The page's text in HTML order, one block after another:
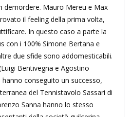
demordere. Mauro Mereu e Max
il feeling della prima volta,
In questo caso a parte la
con i 100% Simone Bertana e
due sfide sono addomesticabili.
Bentivegna e Agostino
conseguito un successo,
del Tennistavolo Sassari di
Sanna hanno lo stesso